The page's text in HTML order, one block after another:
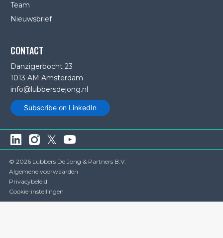
Team
Nieuwsbrief
CONTACT
Danzigerbocht 23
1013 AM Amsterdam
info@lubbersdejong.nl
Subscribe on LinkedIn
© 2026 Lubbers De Jong & Partners B.V.
Algemene voorwaarden
Privacybeleid
Cookie-instellingen